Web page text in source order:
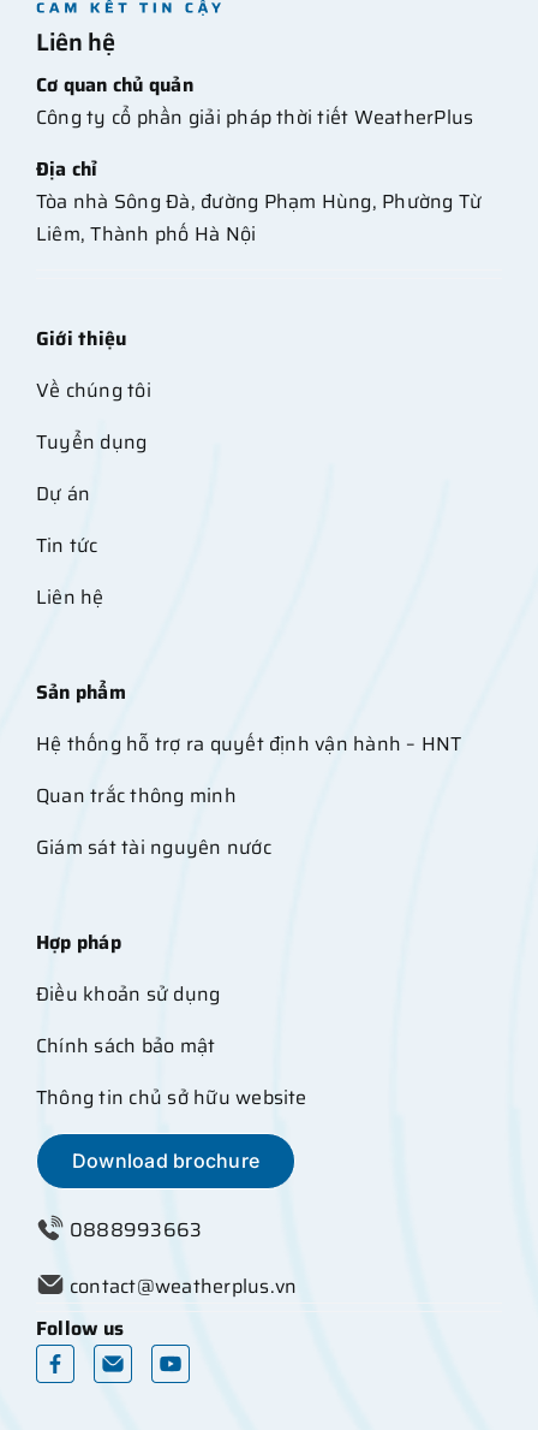
Liên hệ
Cơ quan chủ quản
Công ty cổ phần giải pháp thời tiết WeatherPlus
Địa chỉ
Tòa nhà Sông Đà, đường Phạm Hùng, Phường Từ
Liêm, Thành phố Hà Nội
Giới thiệu
Về chúng tôi
Tuyển dụng
Dự án
Tin tức
Liên hệ
Sản phẩm
Hệ thống hỗ trợ ra quyết định vận hành – HNT
Quan trắc thông minh
Giám sát tài nguyên nước
Hợp pháp
Điều khoản sử dụng
Chính sách bảo mật
Thông tin chủ sở hữu website
Download brochure
0888993663
contact@weatherplus.vn
Follow us